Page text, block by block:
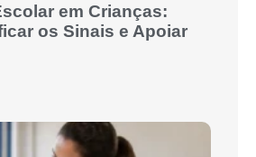
em Crianças:
os Sinais e Apoiar